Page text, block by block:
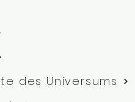
des Universums